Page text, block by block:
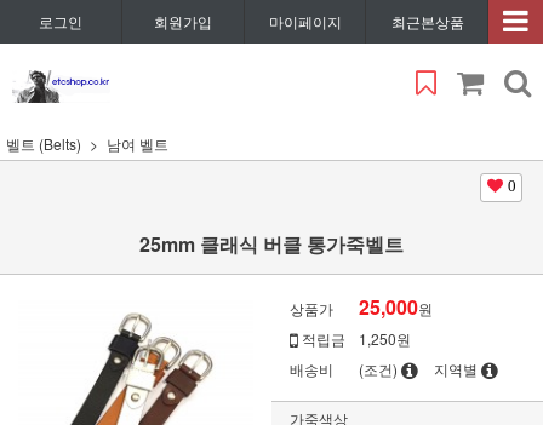
로그인 회원가입 마이페이지 최근본상품
벨트 (Belts) 남여 벨트
0
25mm 클래식 버클 통가죽벨트
상품가 25,000원
적립금
1,250원
배송비
(조건) 지역별
가죽색상